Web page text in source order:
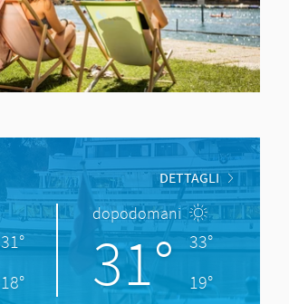
DETTAGLI
31°
18°
dopodomani
31°
33°
19°